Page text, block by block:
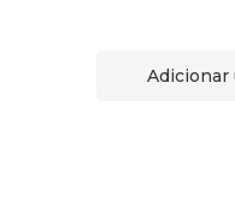
Adicionar